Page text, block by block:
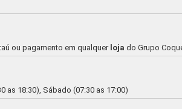
ou pagamento em qualquer loja do Grupo
as 18:30), Sábado (07:30 as 17:00)